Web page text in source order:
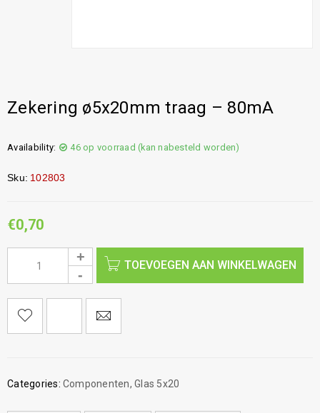
Zekering ø5x20mm traag – 80mA
Availability: 46 op voorraad (kan nabesteld worden)
Sku: 102803
€0,70
TOEVOEGEN AAN WINKELWAGEN
Categories: Componenten, Glas 5x20